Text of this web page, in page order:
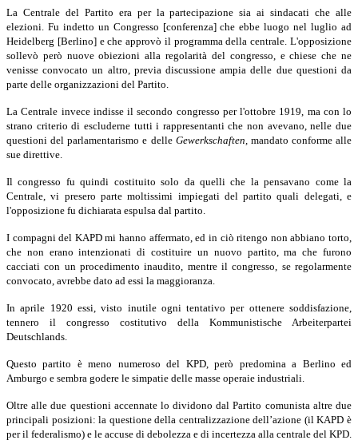
La Centrale del Partito era per la partecipazione sia ai sindacati che alle
elezioni. Fu indetto un Congresso [conferenza] che ebbe luogo nel luglio ad
Heidelberg [Berlino] e che approvò il programma della centrale. L'opposizione
sollevò però nuove obiezioni alla regolarità del congresso, e chiese che ne
venisse convocato un altro, previa discussione ampia delle due questioni da
parte delle organizzazioni del Partito.
La Centrale invece indisse il secondo congresso per l'ottobre 1919, ma con lo
strano criterio di escluderne tutti i rappresentanti che non avevano, nelle due
questioni del parlamentarismo e delle Gewerkschaften, mandato conforme alle
sue direttive.
Il congresso fu quindi costituito solo da quelli che la pensavano come la
Centrale, vi presero parte moltissimi impiegati del partito quali delegati, e
l'opposi­zione fu dichiarata espulsa dal partito.
I compagni del KAPD mi hanno affermato, ed in ciò ritengo non abbiano torto,
che non erano intenzionati di costituire un nuovo partito, ma che furono
cacciati con un procedimento inaudito, mentre il congresso, se regolarmente
convocato, avrebbe dato ad essi la maggioranza.
In aprile 1920 essi, visto inutile ogni tentativo per ottenere soddisfazione,
tennero il congresso costitutivo della Kommunistische Arbeiterpartei
Deutschlands.
Questo partito è meno numeroso del KPD, però predomina a Berlino ed
Amburgo e sembra godere le simpatie delle masse operaie industriali.
Oltre alle due questioni accennate lo dividono dal Partito comunista altre due
principali posizioni: la questione della centralizzazione dell’azione (il KAPD è
per il federalismo) e le accuse di debolezza e di incertezza alla centrale del KPD.